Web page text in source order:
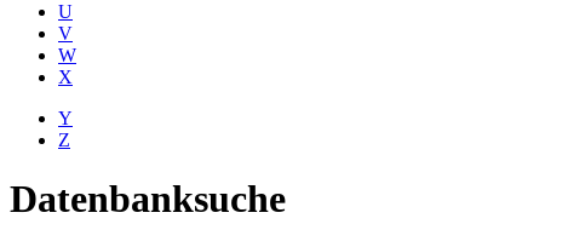
U
V
W
X
Y
Z
Datenbanksuche